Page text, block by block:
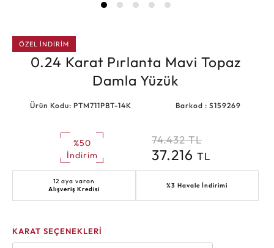
ÖZEL İNDİRİM
0.24 Karat Pırlanta Mavi Topaz
Damla Yüzük
Ürün Kodu: PTM711PBT-14K Barkod : S159269
%50
İndirim
74.432 TL
37.216 TL
12 aya varan
Alışveriş Kredisi
%3 Havale İndirimi
KARAT SEÇENEKLERİ